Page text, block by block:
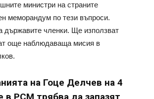
министри на страните
меморандум по тези въпроси.
държавите членки. Ще използват
още наблюдаваща мисия в
на Гоце Делчев на 4